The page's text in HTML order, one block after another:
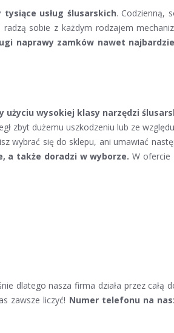
usług ślusarskich. Codzienną,
sobie z każdym rodzajem
naprawy zamków nawet
wysokiej klasy narzędzi
zbyt dużemu uszkodzeniu lub ze
wybrać się do sklepu, ani umawiać
a także doradzi w wyborze. W ofercie
dlatego nasza firma działa przez całą
zawsze liczyć! Numer telefonu na